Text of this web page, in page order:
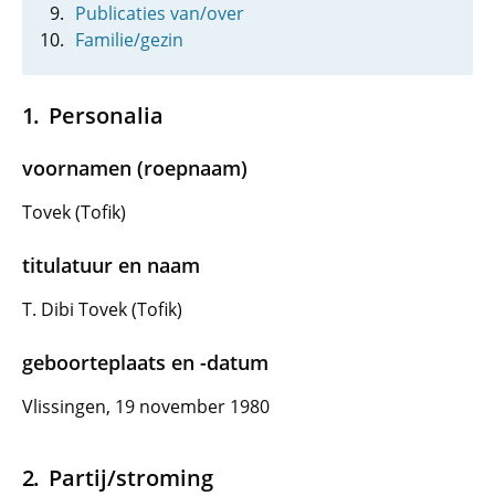
Publicaties van/over
Familie/gezin
Personalia
voornamen (roepnaam)
Tovek (Tofik)
titulatuur en naam
T. Dibi Tovek (Tofik)
geboorteplaats en -datum
Vlissingen, 19 november 1980
Partij/stroming